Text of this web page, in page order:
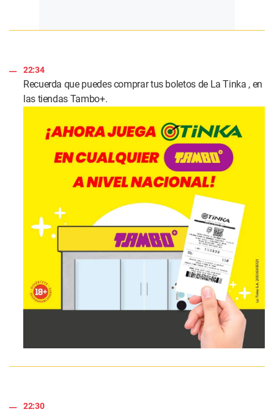
22:34
Recuerda que puedes comprar tus boletos de La Tinka , en
las tiendas Tambo+.
22:30